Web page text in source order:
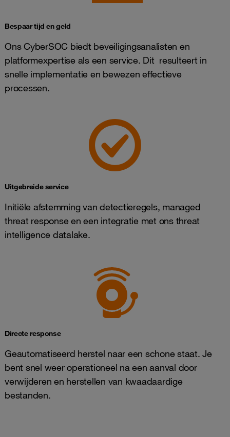
Bespaar tijd en geld
Ons CyberSOC biedt beveiligingsanalisten en
platformexpertise als een service. Dit resulteert in
snelle implementatie en bewezen effectieve
processen.
Uitgebreide service
Initiële afstemming van detectieregels, managed
threat response en een integratie met ons threat
intelligence datalake.
Directe response
Geautomatiseerd herstel naar een schone staat. Je
bent snel weer operationeel na een aanval door
verwijderen en herstellen van kwaadaardige
bestanden.